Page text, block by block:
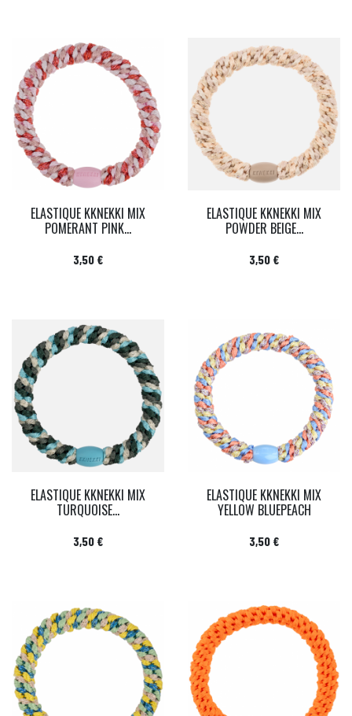
ELASTIQUE KKNEKKI MIX
POMERANT PINK...
Prix
3,50 €
ELASTIQUE KKNEKKI MIX
POWDER BEIGE...
Prix
3,50 €
ELASTIQUE KKNEKKI MIX
TURQUOISE...
Prix
3,50 €
ELASTIQUE KKNEKKI MIX
YELLOW BLUEPEACH
Prix
3,50 €